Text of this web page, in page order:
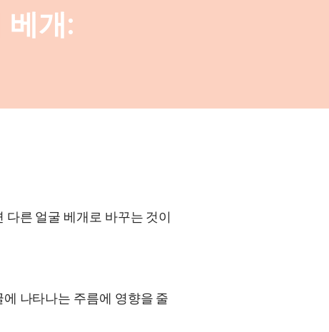
개:
른 얼굴 베개로 바꾸는 것이
나타나는 주름에 영향을 줄